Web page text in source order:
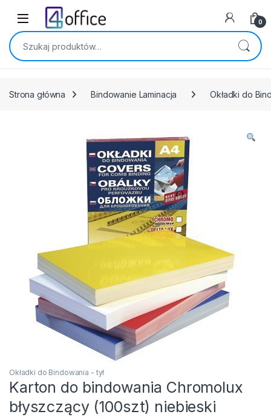
Skip to navigation
Skip to content
0
Szukaj:
Strona główna Bindowanie Laminacja Okładki do
Okładki do Bindowania - tył
Karton do bindowania Chromolux
błyszczący (100szt) niebieski